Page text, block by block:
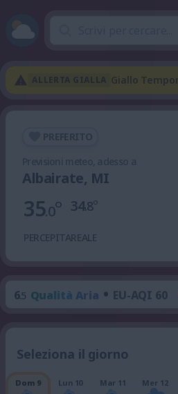
Giallo
Albairate, MI
35.0°
PERCEPITA
34.8°
REALE
6.5 Qualità Aria • EU-AQI 60
Seleziona il giorno
Dom 9 Lun 10 Mar 11 Mer 12